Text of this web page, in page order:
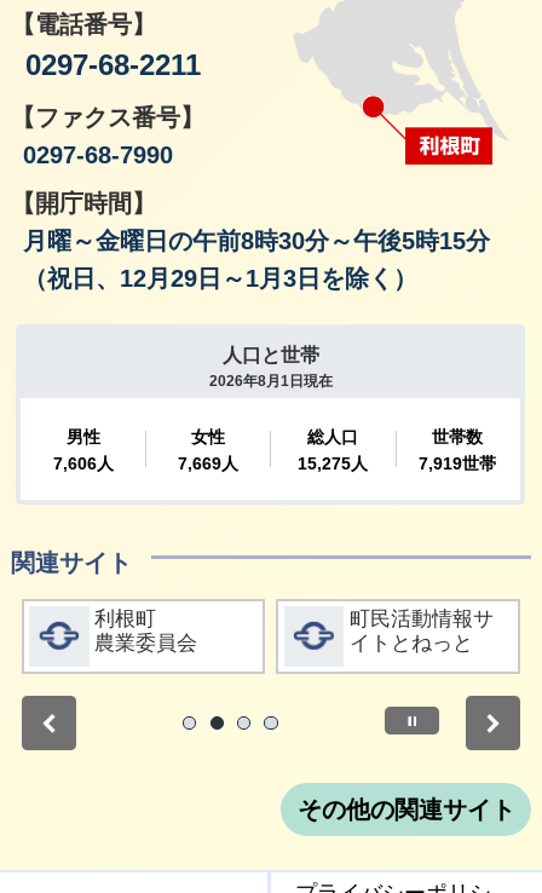
【電話番号】
0297-68-2211
【ファクス番号】
0297-68-7990
【開庁時間】
月曜～金曜日の午前8時30分～午後5時15分
（祝日、12月29日～1月3日を除く）
関連サイト
詳細をみる
利根町
農業委員会
詳細をみる
町民活動情報サ
イトとねっと
停止
その他の関連サイト